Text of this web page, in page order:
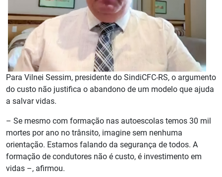
Para Vilnei Sessim, presidente do SindiCFC-RS, o argumento
do custo não justifica o abandono de um modelo que ajuda
a salvar vidas.
– Se mesmo com formação nas autoescolas temos 30 mil
mortes por ano no trânsito, imagine sem nenhuma
orientação. Estamos falando da segurança de todos. A
formação de condutores não é custo, é investimento em
vidas –, afirmou.